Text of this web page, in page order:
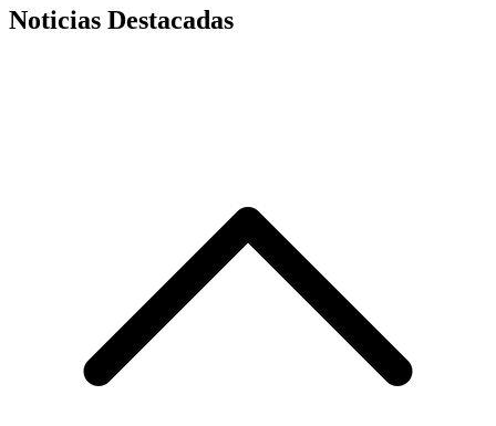
Noticias Destacadas